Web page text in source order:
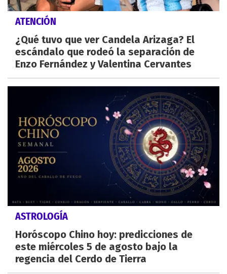
ATENCIÓN
¿Qué tuvo que ver Candela Arizaga? El
escándalo que rodeó la separación de
Enzo Fernández y Valentina Cervantes
ASTROLOGÍA
Horóscopo Chino hoy: predicciones de
este miércoles 5 de agosto bajo la
regencia del Cerdo de Tierra